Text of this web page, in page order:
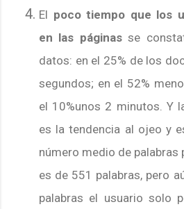
El poco tiempo que los
en las páginasse
datos: en el 25% de los
segundos; en el 52%
el 10%unos 2 minutos. Y
es la tendencia al ojeo y
número medio de palabras
es de 551 palabras, pero
palabras el usuario solo